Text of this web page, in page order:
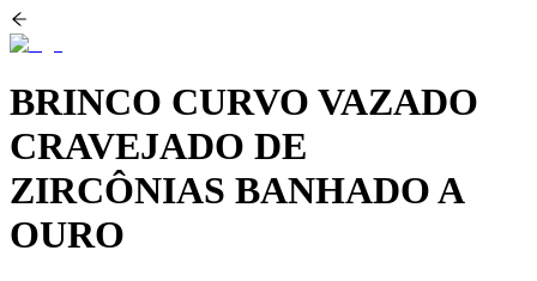
BRINCO CURVO VAZADO
CRAVEJADO DE
ZIRCÔNIAS BANHADO A
OURO